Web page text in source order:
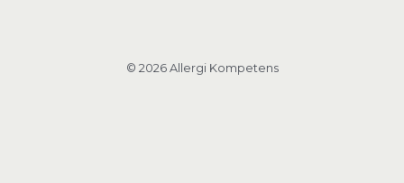
© 2026 Allergi Kompetens